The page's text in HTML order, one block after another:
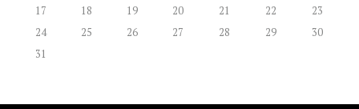
17
18 19 20 21 22
23
24
25 26 27 28 29
30
31